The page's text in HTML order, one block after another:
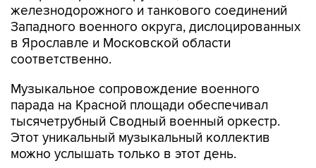
железнодорожного и танкового соединений
Западного военного округа, дислоцированных
в Ярославле и Московской области
соответственно.
Музыкальное сопровождение военного
парада на Красной площади обеспечивал
тысячетрубный Сводный военный оркестр.
Этот уникальный музыкальный коллектив
можно услышать только в этот день.